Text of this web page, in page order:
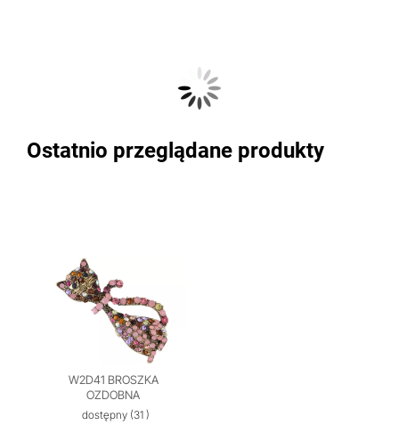
Ostatnio przeglądane produkty
W2D41 BROSZKA
OZDOBNA
dostępny(31 )